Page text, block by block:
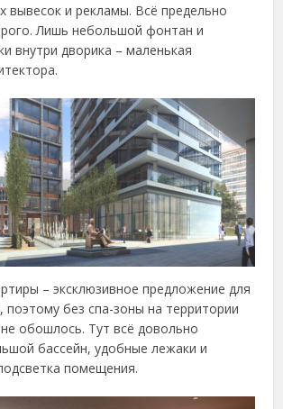
вывесок и рекламы. Всё предельно
Лишь небольшой фонтан и
внутри дворика – маленькая
– эксклюзивное предложение для
поэтому без спа-зоны на территории
обошлось. Тут всё довольно
бассейн, удобные лежаки и
помещения.